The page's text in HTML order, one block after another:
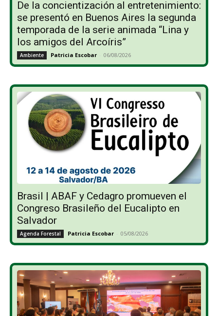
De la concientización al entretenimiento:
se presentó en Buenos Aires la segunda
temporada de la serie animada “Lina y
los amigos del Arcoíris”
Ambiente Patricia Escobar - 06/08/2026
Brasil | ABAF y Cedagro promueven el
Congreso Brasileño del Eucalipto en
Salvador
Agenda Forestal Patricia Escobar - 05/08/2026